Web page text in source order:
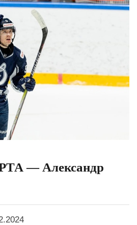
— Александр